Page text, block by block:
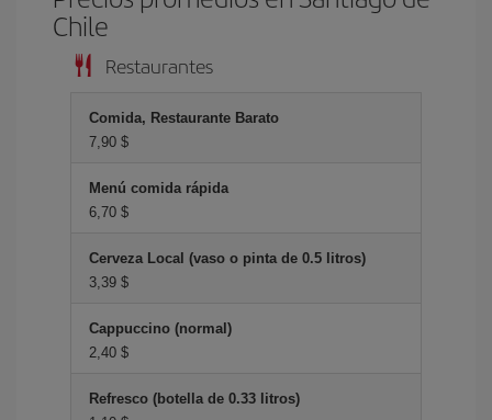
Chile
Restaurantes
Comida, Restaurante Barato
7,90 $
Menú comida rápida
6,70 $
Cerveza Local (vaso o pinta de 0.5 litros)
3,39 $
Cappuccino (normal)
2,40 $
Refresco (botella de 0.33 litros)